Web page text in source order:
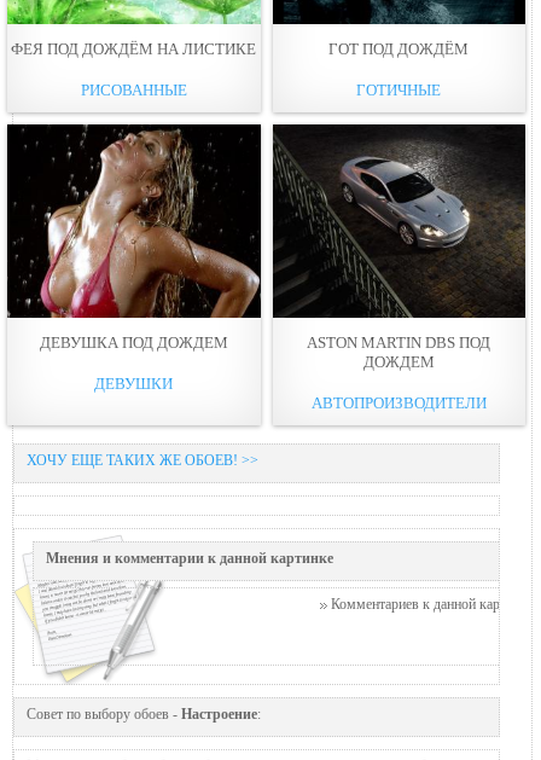
ФЕЯ ПОД ДОЖДЁМ НА ЛИСТИКЕ
РИСОВАННЫЕ
ГОТ ПОД ДОЖДЁМ
ГОТИЧНЫЕ
ДЕВУШКА ПОД ДОЖДЕМ
ДЕВУШКИ
ASTON MARTIN DBS ПОД
ДОЖДЕМ
АВТОПРОИЗВОДИТЕЛИ
ХОЧУ ЕЩЕ ТАКИХ ЖЕ ОБОЕВ! >>
Мнения и комментарии к данной картинке
Комментариев к данной картинке
Совет по выбору обоев - Настроение: